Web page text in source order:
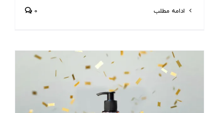
ادامه مطلب 0